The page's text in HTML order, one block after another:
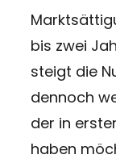
bis zwei
steigt die
dennoch
der in
haben